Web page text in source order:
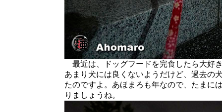
最近は、ドッグフードを完食したら大好
あまり犬には良くないようだけど、過去の
たのですよ。あほまろも年なので、たまに
りましょうね。